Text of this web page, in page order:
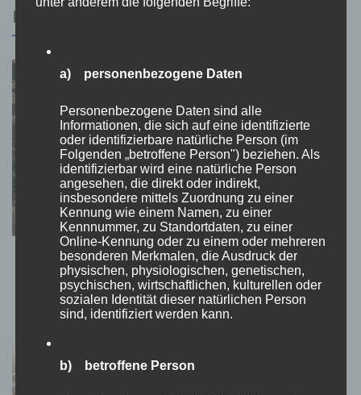
RELATED POSTS
Schokolade: Eine Reise durch Geschichte,
Genuss und Verantwortung
30. Juli 2026
a) personenbezogene Daten
Personenbezogene Daten sind alle
Informationen, die sich auf eine identifizierte
oder identifizierbare natürliche Person (im
Folgenden „betroffene Person") beziehen. Als
identifizierbar wird eine natürliche Person
angesehen, die direkt oder indirekt,
insbesondere mittels Zuordnung zu einer
Kennung wie einem Namen, zu einer
Kennnummer, zu Standortdaten, zu einer
Online-Kennung oder zu einem oder mehreren
besonderen Merkmalen, die Ausdruck der
physischen, physiologischen, genetischen,
psychischen, wirtschaftlichen, kulturellen oder
sozialen Identität dieser natürlichen Person
sind, identifiziert werden kann.
b) betroffene Person